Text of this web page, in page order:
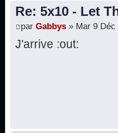
Re: 5x10 - Let
par Gabbys » Mar 9 Déc
J'arrive :out: